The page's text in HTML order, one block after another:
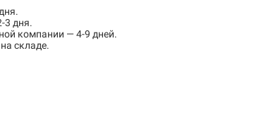
3 дня.
компании — 4-9 дней.
складе.